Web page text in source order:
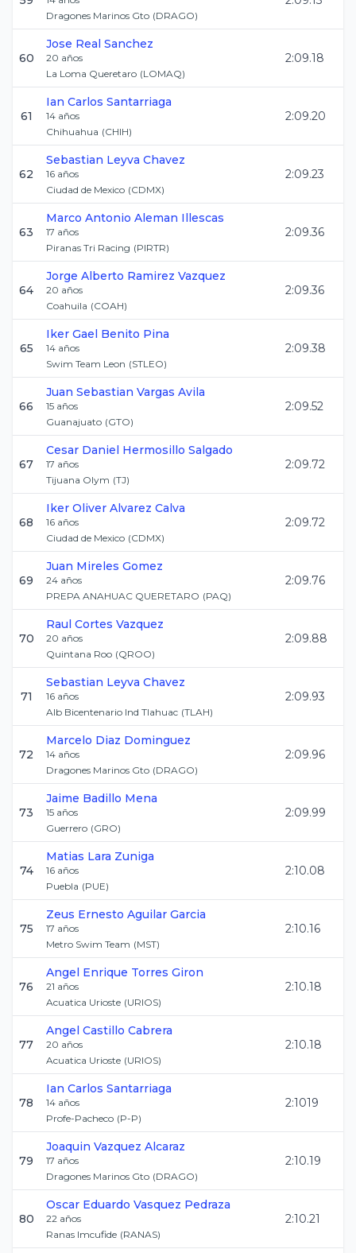
Dragones Marinos Gto (DRAGO)
60
Jose Real Sanchez
20 años
La Loma Queretaro (LOMAQ)
2:09.18
61
Ian Carlos Santarriaga
14 años
Chihuahua (CHIH)
2:09.20
62
Sebastian Leyva Chavez
16 años
Ciudad de Mexico (CDMX)
2:09.23
63
Marco Antonio Aleman Illescas
17 años
Piranas Tri Racing (PIRTR)
2:09.36
64
Jorge Alberto Ramirez Vazquez
20 años
Coahuila (COAH)
2:09.36
65
Iker Gael Benito Pina
14 años
Swim Team Leon (STLEO)
2:09.38
66
Juan Sebastian Vargas Avila
15 años
Guanajuato (GTO)
2:09.52
67
Cesar Daniel Hermosillo Salgado
17 años
Tijuana Olym (TJ)
2:09.72
68
Iker Oliver Alvarez Calva
16 años
Ciudad de Mexico (CDMX)
2:09.72
69
Juan Mireles Gomez
24 años
PREPA ANAHUAC QUERETARO (PAQ)
2:09.76
70
Raul Cortes Vazquez
20 años
Quintana Roo (QROO)
2:09.88
71
Sebastian Leyva Chavez
16 años
Alb Bicentenario Ind Tlahuac (TLAH)
2:09.93
72
Marcelo Diaz Dominguez
14 años
Dragones Marinos Gto (DRAGO)
2:09.96
73
Jaime Badillo Mena
15 años
Guerrero (GRO)
2:09.99
74
Matias Lara Zuniga
16 años
Puebla (PUE)
2:10.08
75
Zeus Ernesto Aguilar Garcia
17 años
Metro Swim Team (MST)
2:10.16
76
Angel Enrique Torres Giron
21 años
Acuatica Urioste (URIOS)
2:10.18
77
Angel Castillo Cabrera
20 años
Acuatica Urioste (URIOS)
2:10.18
78
Ian Carlos Santarriaga
14 años
Profe-Pacheco (P-P)
2:1019
79
Joaquin Vazquez Alcaraz
17 años
Dragones Marinos Gto (DRAGO)
2:10.19
80
Oscar Eduardo Vasquez Pedraza
22 años
Ranas Imcufide (RANAS)
2:10.21